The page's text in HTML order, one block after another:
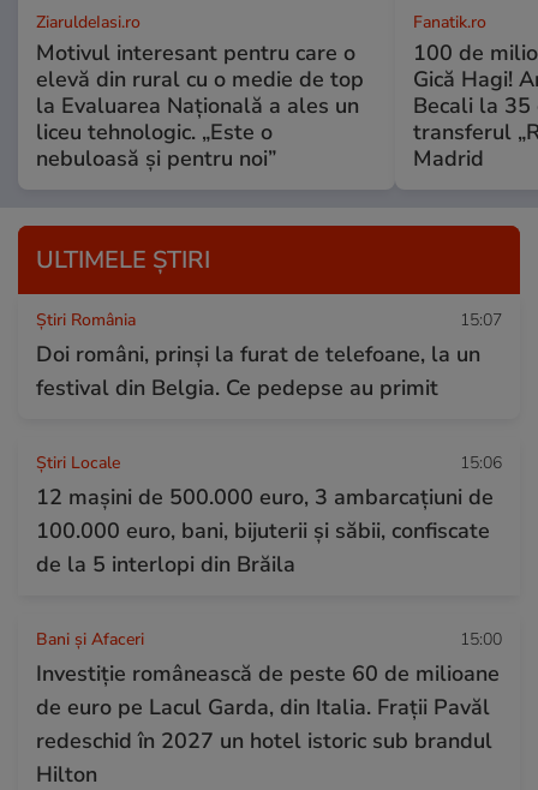
ZiaruldeIasi.ro
Motivul interesant pentru care o
elevă din rural cu o medie de top
la Evaluarea Națională a ales un
liceu tehnologic. „Este o
nebuloasă și pentru noi”
Fanatik.ro
100 de
Gică Hagi!
Becali la 35
transferul
Madrid
ULTIMELE ȘTIRI
Știri România 15:07
Doi români, prinși la furat de telefoane, la un
festival din Belgia. Ce pedepse au primit
Știri Locale 15:06
12 mașini de 500.000 euro, 3 ambarcaţiuni de
100.000 euro, bani, bijuterii și săbii, confiscate
de la 5 interlopi din Brăila
Bani și Afaceri 15:00
Investiție românească de peste 60 de milioane
de euro pe Lacul Garda, din Italia. Frații Pavăl
redeschid în 2027 un hotel istoric sub brandul
Hilton